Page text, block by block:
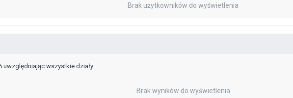
Brak użytkowników do wyświetlenia
uwzględniając wszystkie działy
Brak wyników do wyświetlenia